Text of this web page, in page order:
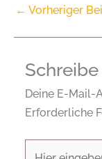
← Vorheriger
Deine E-Mail-
Erforderliche